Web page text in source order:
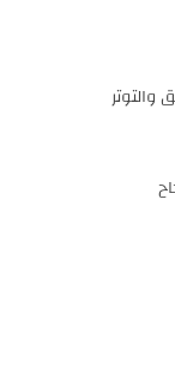
والتوتر